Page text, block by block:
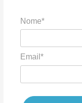
Nome*
Email*